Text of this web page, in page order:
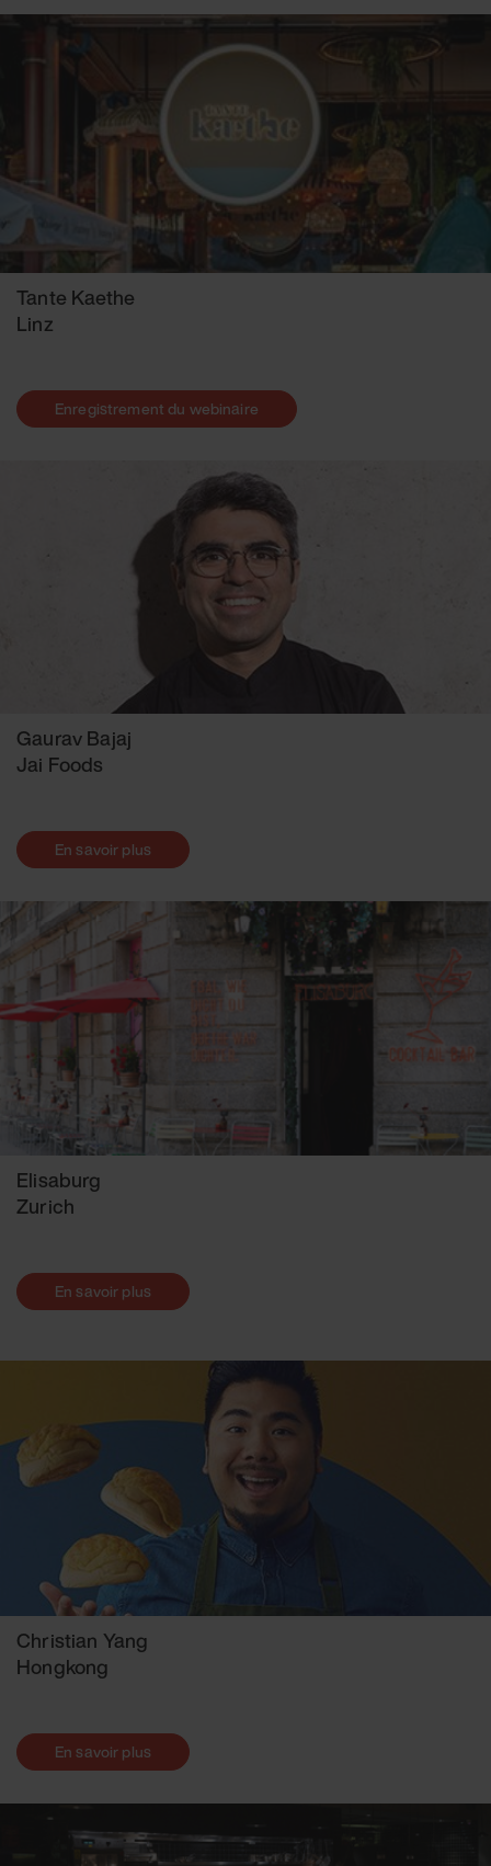
Tante Kaethe
Linz
Enregistrement du webinaire
Gaurav Bajaj
Jai Foods
En savoir plus
Elisaburg
Zurich
En savoir plus
Christian Yang
Hongkong
En savoir plus